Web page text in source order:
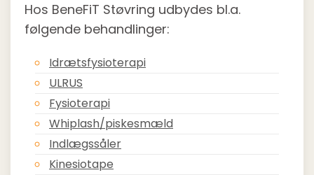
Hos BeneFiT Støvring udbydes bl.a.
følgende behandlinger:
Idrætsfysioterapi
ULRUS
Fysioterapi
Whiplash/piskesmæld
Indlægssåler
Kinesiotape